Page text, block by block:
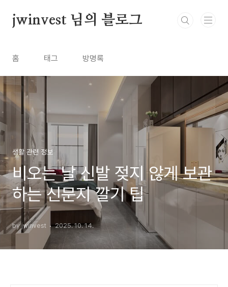
jwinvest 님의 블로그
홈 태그 방명록
생활 관련 정보
비오는 날 신발 젖지 않게 보관
하는 신문지 깔기 팁
by jwinvest 2025. 10. 14.